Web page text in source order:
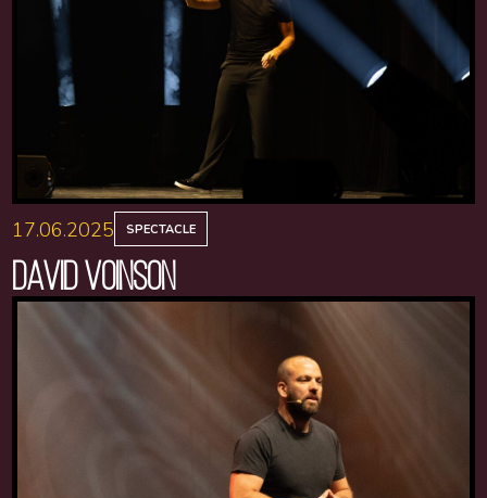
17.06.2025 SPECTACLE
DAVID VOINSON